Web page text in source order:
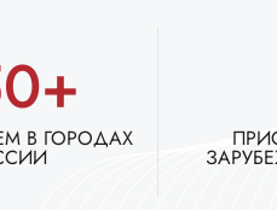
В ГОРОДАХ